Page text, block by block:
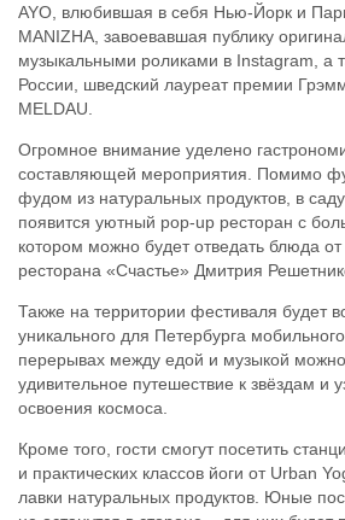
AYO, влюбившая в себя Нью-Йорк и
MANIZHA, завоевавшая публику
музыкальными роликами в Instagram, а
России, шведский лауреат премии
MELDAU.
Огромное внимание уделено
составляющей мероприятия. Помимо
фудом из натуральных продуктов, в
появится уютный pop-up ресторан с
котором можно будет отведать блюда
ресторана «Счастье» Дмитрия
Также на территории фестиваля будет
уникального для Петербурга
перерывах между едой и музыкой
удивительное путешествие к звёздам и
освоения космоса.
Кроме того, гости смогут посетить
и практических классов йоги от Urban
лавки натуральных продуктов. Юные